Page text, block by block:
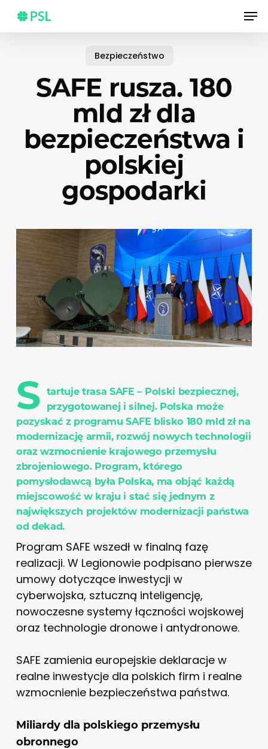
main
Bezpieczeństwo
SAFE rusza. 180
mld zł dla
bezpieczeństwa i
polskiej
gospodarki
S tartuje trasa SAFE – Polski bezpiecznej,
przygotowanej i silnej. Polska może
pozyskać z programu SAFE blisko 180 mld zł na
modernizację armii, rozwój nowych technologii
oraz wzmocnienie krajowego przemysłu
zbrojeniowego. Program, którego
pomysłodawcą była Polska, ma objąć każdą
miejscowość w kraju i stać się jednym z
największych projektów modernizacji państwa
od dekad.
Program SAFE wszedł w finalną fazę
realizacji. W Legionowie podpisano pierwsze
umowy dotyczące inwestycji w
cyberwojska, sztuczną inteligencję,
nowoczesne systemy łączności wojskowej
oraz technologie dronowe i antydronowe.
SAFE zamienia europejskie deklaracje w
realne inwestycje dla polskich firm i realne
wzmocnienie bezpieczeństwa państwa.
Miliardy dla polskiego przemysłu
obronnego